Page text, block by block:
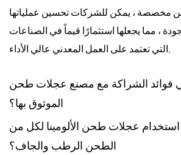
مخصصة ، يمكن للشركات تحسين عملياتها
، مما يجعلها استثمارًا قيماً في الصناعات
فوائد الشراكة مع مصنع عجلات طحن
الموثوق بها؟
عجلات طحن الألومينا لكل من
الطحن الرطب والجاف؟